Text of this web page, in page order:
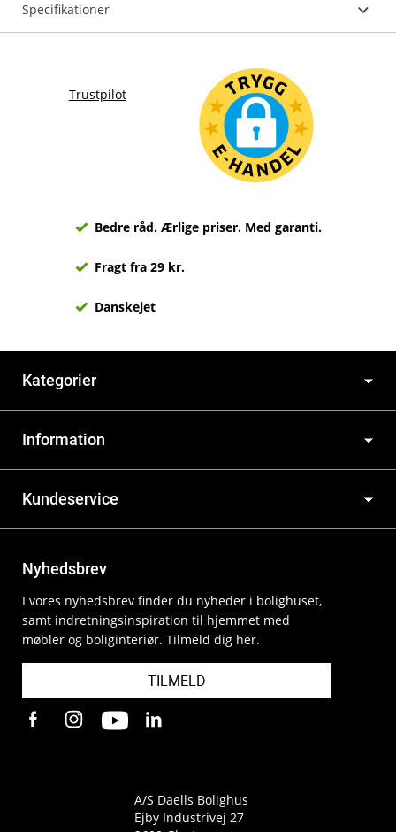
Specifikationer
Trustpilot
Bedre råd. Ærlige priser. Med garanti.
Fragt fra 29 kr.
Danskejet
Kategorier
Information
Kundeservice
Nyhedsbrev
I vores nyhedsbrev finder du nyheder i bolighuset,
samt indretningsinspiration til hjemmet med
møbler og boliginteriør. Tilmeld dig her.
TILMELD
A/S Daells Bolighus
Ejby Industrivej 27